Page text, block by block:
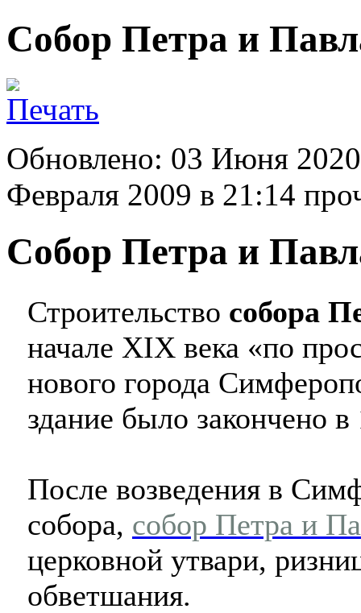
Собор Петра и
Обновлено: 03 Июня
Февраля 2009 в 21:14
Собор Петра и
Строительство собора
начале XIX века «по
нового города
здание было закончено
После возведения в
собора, собор Петра и
церковной утвари,
обветшания.